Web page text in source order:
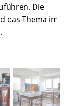
Die
das Thema im